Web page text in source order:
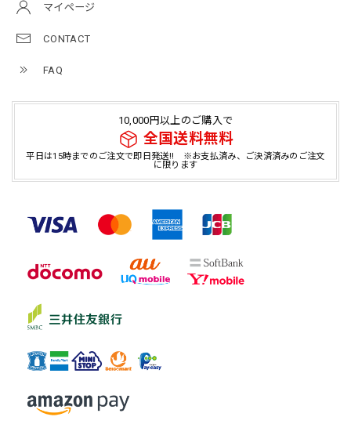
マイページ
CONTACT
FAQ
10,000円以上のご購入で
全国送料無料
平日は15時までのご注文で即日発送!! ※お支払済み、ご決済済みのご注文
に限ります